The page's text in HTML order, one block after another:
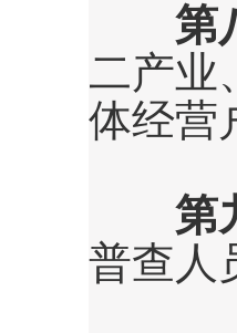
第
二产业
体经营
第
普查人